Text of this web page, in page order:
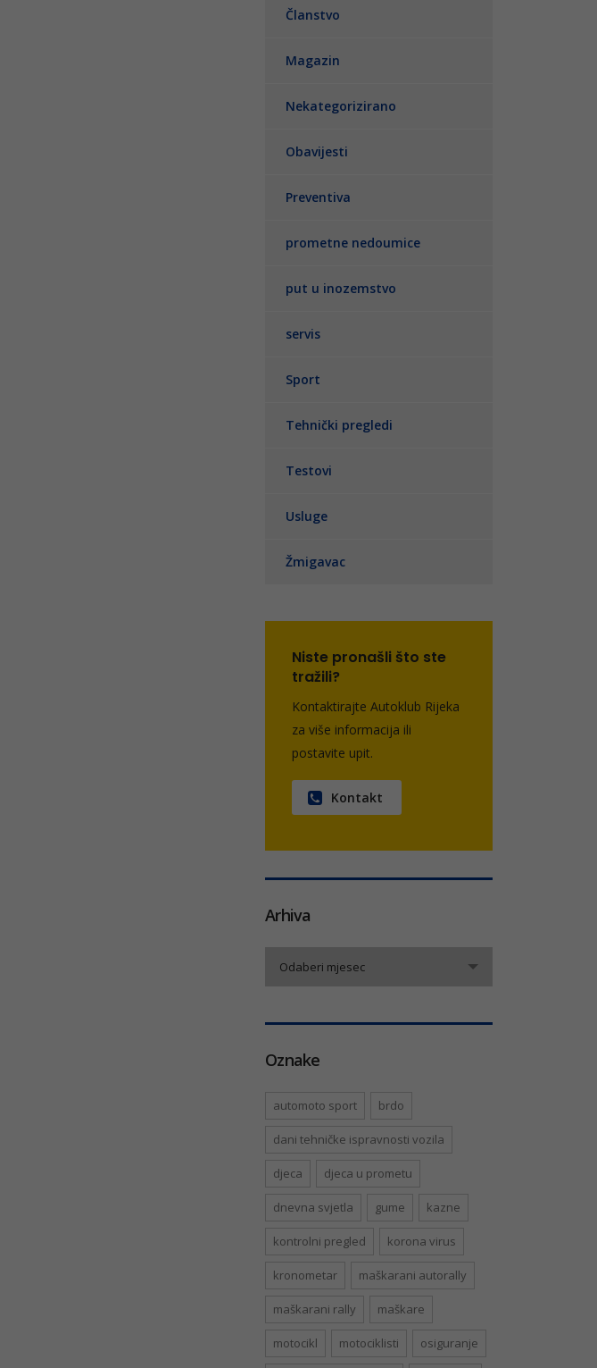
Članstvo
Magazin
Nekategorizirano
Obavijesti
Preventiva
prometne nedoumice
put u inozemstvo
servis
Sport
Tehnički pregledi
Testovi
Usluge
Žmigavac
Niste pronašli što ste
tražili?
Kontaktirajte Autoklub Rijeka
za više informacija ili
postavite upit.
Kontakt
Arhiva
Odaberi mjesec
Oznake
automoto sport brdo
dani tehničke ispravnosti vozila
djeca djeca u prometu
dnevna svjetla gume kazne
kontrolni pregled korona virus
kronometar maškarani autorally
maškarani rally maškare
motocikl motociklisti osiguranje